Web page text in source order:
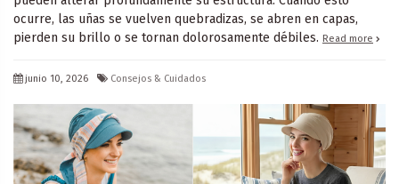
ocurre, las uñas se vuelven quebradizas, se abren en capas,
pierden su brillo o se tornan dolorosamente débiles. Read more
junio 10, 2026 Consejos & Cuidados